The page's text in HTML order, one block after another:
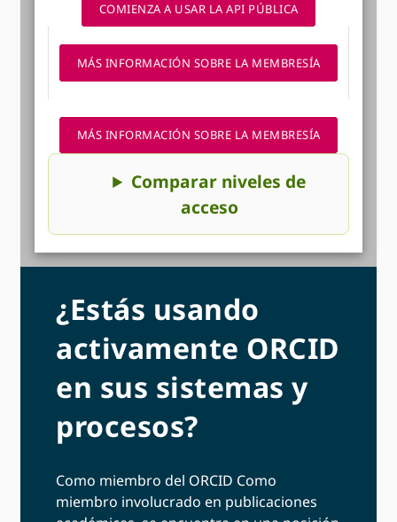
COMIENZA A USAR LA API PÚBLICA
MÁS INFORMACIÓN SOBRE LA MEMBRESÍA
MÁS INFORMACIÓN SOBRE LA MEMBRESÍA
Comparar niveles de
acceso
¿Estás usando
activamente ORCID
en sus sistemas y
procesos?
Como miembro del ORCID Como
miembro involucrado en publicaciones